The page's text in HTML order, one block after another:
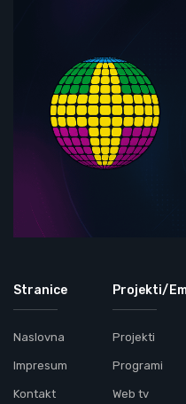
Stranice
Naslovna
Impresum
Kontakt
Projekti/
Projekti
Programi
Web tv